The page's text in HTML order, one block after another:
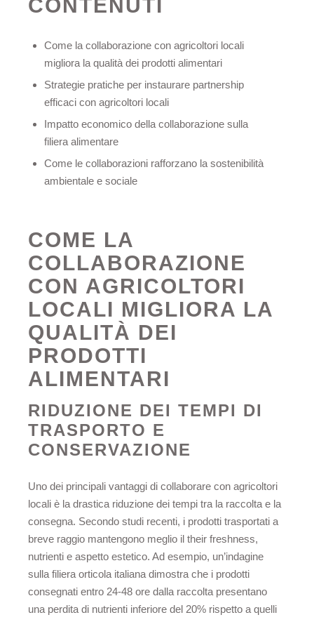
CONTENUTI
Come la collaborazione con agricoltori locali
migliora la qualità dei prodotti alimentari
Strategie pratiche per instaurare partnership
efficaci con agricoltori locali
Impatto economico della collaborazione sulla
filiera alimentare
Come le collaborazioni rafforzano la sostenibilità
ambientale e sociale
COME LA
COLLABORAZIONE
CON AGRICOLTORI
LOCALI MIGLIORA LA
QUALITÀ DEI
PRODOTTI
ALIMENTARI
RIDUZIONE DEI TEMPI DI
TRASPORTO E
CONSERVAZIONE
Uno dei principali vantaggi di collaborare con agricoltori
locali è la drastica riduzione dei tempi tra la raccolta e la
consegna. Secondo studi recenti, i prodotti trasportati a
breve raggio mantengono meglio il their freshness,
nutrienti e aspetto estetico. Ad esempio, un’indagine
sulla filiera orticola italiana dimostra che i prodotti
consegnati entro 24-48 ore dalla raccolta presentano
una perdita di nutrienti inferiore del 20% rispetto a quelli